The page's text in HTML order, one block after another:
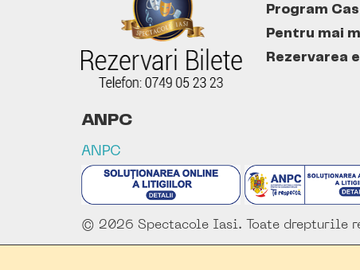
Program
Pentru mai
Rezervarea
ANPC
ANPC
© 2026 Spectacole Iasi. Toate drepturile